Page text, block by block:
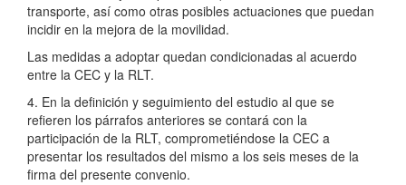
transporte, así como otras posibles actuaciones que puedan
incidir en la mejora de la movilidad.
Las medidas a adoptar quedan condicionadas al acuerdo
entre la CEC y la RLT.
4. En la definición y seguimiento del estudio al que se
refieren los párrafos anteriores se contará con la
participación de la RLT, comprometiéndose la CEC a
presentar los resultados del mismo a los seis meses de la
firma del presente convenio.